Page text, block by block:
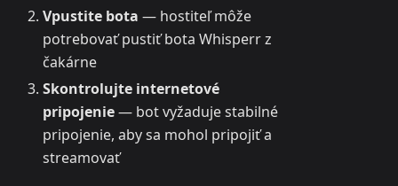
Vpustite bota — hostiteľ môže
potrebovať pustiť bota Whisperr z
čakárne
Skontrolujte internetové
pripojenie— bot vyžaduje stabilné
pripojenie, aby sa mohol pripojiť a
streamovať